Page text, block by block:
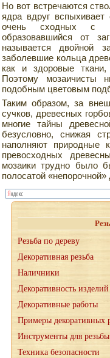
Но вот встречаются
ядра вдруг
очень сходных с
образовавшийся от
называется двойной
заболевшие кольца
как и здоровые
Поэтому мозаичисты
подобным цветовым
Таким образом, за
сучков, древесных
многие тайны
безусловно, снижая
наполняют природные
превосходных
мозаики трудно было
полосатой
Резьба по дереву
Декоративная резьба
Наличники
Декоративность изделий
Декоративные работы
Примеры декоративных
Инструменты для резьбы
Техника безопасности